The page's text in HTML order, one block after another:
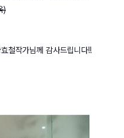
)
철작가님께 감사드립니다!!